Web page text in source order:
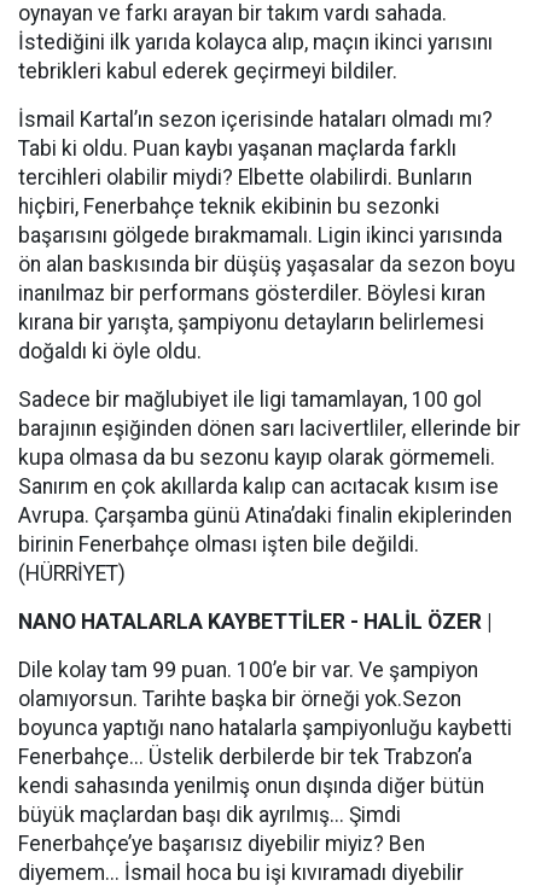
oynayan ve farkı arayan bir takım vardı sahada.
İstediğini ilk yarıda kolayca alıp, maçın ikinci yarısını
tebrikleri kabul ederek geçirmeyi bildiler.
İsmail Kartal’ın sezon içerisinde hataları olmadı mı?
Tabi ki oldu. Puan kaybı yaşanan maçlarda farklı
tercihleri olabilir miydi? Elbette olabilirdi. Bunların
hiçbiri, Fenerbahçe teknik ekibinin bu sezonki
başarısını gölgede bırakmamalı. Ligin ikinci yarısında
ön alan baskısında bir düşüş yaşasalar da sezon boyu
inanılmaz bir performans gösterdiler. Böylesi kıran
kırana bir yarışta, şampiyonu detayların belirlemesi
doğaldı ki öyle oldu.
Sadece bir mağlubiyet ile ligi tamamlayan, 100 gol
barajının eşiğinden dönen sarı lacivertliler, ellerinde bir
kupa olmasa da bu sezonu kayıp olarak görmemeli.
Sanırım en çok akıllarda kalıp can acıtacak kısım ise
Avrupa. Çarşamba günü Atina’daki finalin ekiplerinden
birinin Fenerbahçe olması işten bile değildi.
(HÜRRİYET)
NANO HATALARLA KAYBETTİLER - HALİL ÖZER |
Dile kolay tam 99 puan. 100’e bir var. Ve şampiyon
olamıyorsun. Tarihte başka bir örneği yok.Sezon
boyunca yaptığı nano hatalarla şampiyonluğu kaybetti
Fenerbahçe... Üstelik derbilerde bir tek Trabzon’a
kendi sahasında yenilmiş onun dışında diğer bütün
büyük maçlardan başı dik ayrılmış... Şimdi
Fenerbahçe’ye başarısız diyebilir miyiz? Ben
diyemem... İsmail hoca bu işi kıvıramadı diyebilir